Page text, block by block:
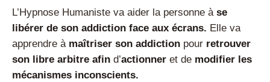
L’Hypnose Humaniste va aider la personne àse
libérer de son addiction face aux écrans. Elle va
apprendre à maîtriser son addiction pour retrouver
son libre arbitre afin d’actionner et de modifier les
mécanismes inconscients.